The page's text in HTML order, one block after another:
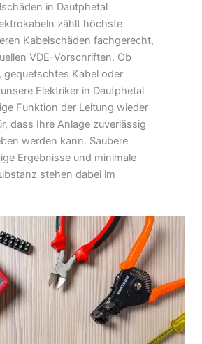
in Dautphetal
zählt höchste
Kabelschäden fachgerecht,
VDE-Vorschriften. Ob
Kabel oder
Elektriker in Dautphetal
Funktion der Leitung wieder
dass Ihre Anlage zuverlässig
werden kann. Saubere
Ergebnisse und minimale
stehen dabei im